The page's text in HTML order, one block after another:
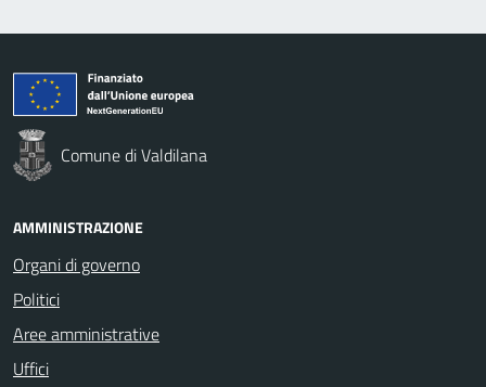
Comune di Valdilana
AMMINISTRAZIONE
Organi di governo
Politici
Aree amministrative
Uffici